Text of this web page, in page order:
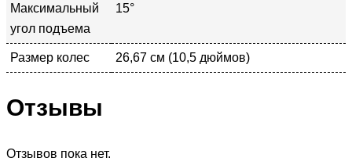
Максимальный
угол подъема
15°
Размер колес 26,67 см (10,5 дюймов)
Отзывы
Отзывов пока нет.